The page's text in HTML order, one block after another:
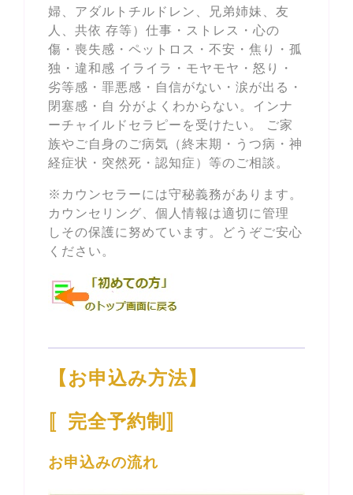
婦、アダルトチルドレン、兄弟姉妹、友
人、共依 存等）仕事・ストレス・心の
傷・喪失感・ペットロス・不安・焦り・孤
独・違和感 イライラ・モヤモヤ・怒り・
劣等感・罪悪感・自信がない・涙が出る・
閉塞感・自 分がよくわからない。インナ
ーチャイルドセラピーを受けたい。 ご家
族やご自身のご病気（終末期・うつ病・神
経症状・突然死・認知症）等のご相談。
※カウンセラーには守秘義務があります。
カウンセリング、個人情報は適切に管理
しその保護に努めています。どうぞご安心
ください。
【お申込み方法】
〚完全予約制〛
お申込みの流れ